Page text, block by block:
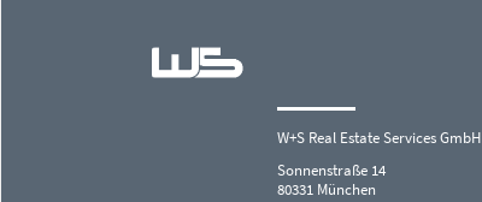
W+S Real Estate Services GmbH
Sonnenstraße 14
80331 München